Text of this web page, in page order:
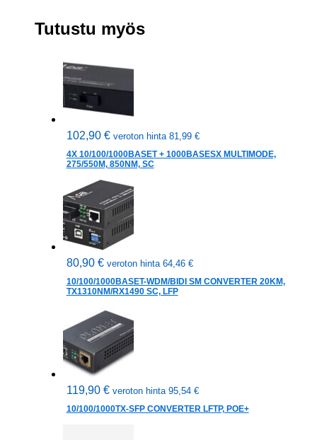
Tutustu myös
102,90 € veroton hinta 81,99 €
4X 10/100/1000BASET + 1000BASESX MULTIMODE,
275/550M, 850NM, SC
80,90 € veroton hinta 64,46 €
10/100/1000BASET-WDM/BIDI SM CONVERTER 20KM,
TX1310NM/RX1490 SC, LFP
119,90 € veroton hinta 95,54 €
10/100/1000TX-SFP CONVERTER LFTP, POE+